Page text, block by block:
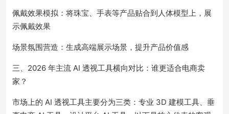
佩戴效果模拟：将珠宝、手表等产品贴合到人体模型上，展
示佩戴效果
场景氛围营造：生成高端展示场景，提升产品价值感
三、2026 年主流 AI 透视工具横向对比：谁更适合电商卖
家？
市场上的 AI 透视工具主要分为三类：专业 3D 建模工具、垂